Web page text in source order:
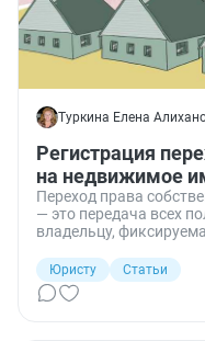
Туркина Елена
Регистрация
на недвижимое
Переход права
— это передача всех
владельцу,
Юристу
Статьи